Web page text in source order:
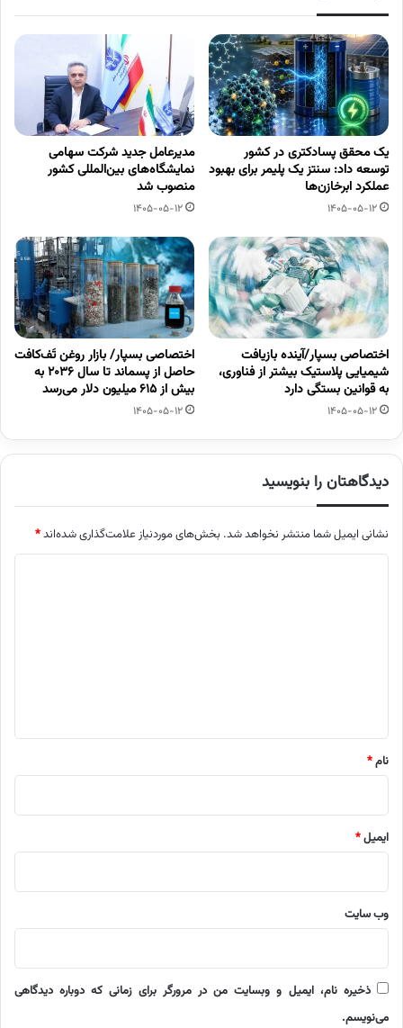
یک محقق پسادکتری در کشور
توسعه داد: سنتز یک پلیمر برای بهبود
عملکرد ابرخازن‌ها
1405-05-12
مدیرعامل جدید شرکت سهامی
نمایشگاه‌های بین‌المللی کشور
منصوب شد
1405-05-12
اختصاصی بسپار/آینده بازیافت
شیمیایی پلاستیک بیشتر از فناوری،
به قوانین بستگی دارد
1405-05-12
اختصاصی بسپار/ بازار روغن تَف‌کافت
حاصل از پسماند تا سال ۲۰۳۶ به
بیش از ۶۱۵ میلیون دلار می‌رسد
1405-05-12
دیدگاهتان را بنویسید
نشانی ایمیل شما منتشر نخواهد شد. بخش‌های موردنیاز علامت‌گذاری شده‌اند*
نام*
ایمیل*
وب‌ سایت
ذخیره نام، ایمیل و وبسایت من در مرورگر برای زمانی که دوباره دیدگاهی
می‌نویسم.